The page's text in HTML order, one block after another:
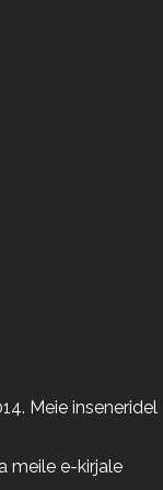
Meie inseneridel
meile e-kirjale